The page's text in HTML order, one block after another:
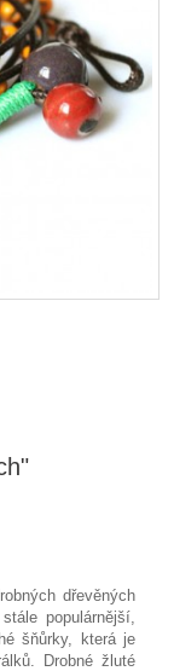
dřevěných
populárnější,
šňůrky, která je
Drobné žluté